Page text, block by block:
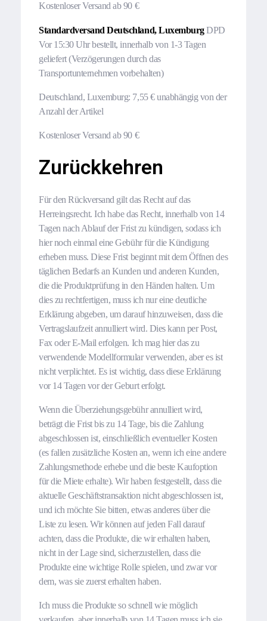
Kostenloser Versand ab 90 €
Standardversand Deutschland, LuxemburgDPD
Vor 15:30 Uhr bestellt, innerhalb von 1-3 Tagen
geliefert (Verzögerungen durch das
Transportunternehmen vorbehalten)
Deutschland, Luxemburg: 7,55 € unabhängig von der
Anzahl der Artikel
Kostenloser Versand ab 90 €
Zurückkehren
Für den Rückversand gilt das Recht auf das
Herreingsrecht. Ich habe das Recht, innerhalb von 14
Tagen nach Ablauf der Frist zu kündigen, sodass ich
hier noch einmal eine Gebühr für die Kündigung
erheben muss. Diese Frist beginnt mit dem Öffnen des
täglichen Bedarfs an Kunden und anderen Kunden,
die die Produktprüfung in den Händen halten. Um
dies zu rechtfertigen, muss ich nur eine deutliche
Erklärung abgeben, um darauf hinzuweisen, dass die
Vertragslaufzeit annulliert wird. Dies kann per Post,
Fax oder E-Mail erfolgen. Ich mag hier das zu
verwendende Modellformular verwenden, aber es ist
nicht verplichtet. Es ist wichtig, dass diese Erklärung
vor 14 Tagen vor der Geburt erfolgt.
Wenn die Überziehungsgebühr annulliert wird,
beträgt die Frist bis zu 14 Tage, bis die Zahlung
abgeschlossen ist, einschließlich eventueller Kosten
(es fallen zusätzliche Kosten an, wenn ich eine andere
Zahlungsmethode erhebe und die beste Kaufoption
für die Miete erhalte). Wir haben festgestellt, dass die
aktuelle Geschäftstransaktion nicht abgeschlossen ist,
und ich möchte Sie bitten, etwas anderes über die
Liste zu lesen. Wir können auf jeden Fall darauf
achten, dass die Produkte, die wir erhalten haben,
nicht in der Lage sind, sicherzustellen, dass die
Produkte eine wichtige Rolle spielen, und zwar vor
dem, was sie zuerst erhalten haben.
Ich muss die Produkte so schnell wie möglich